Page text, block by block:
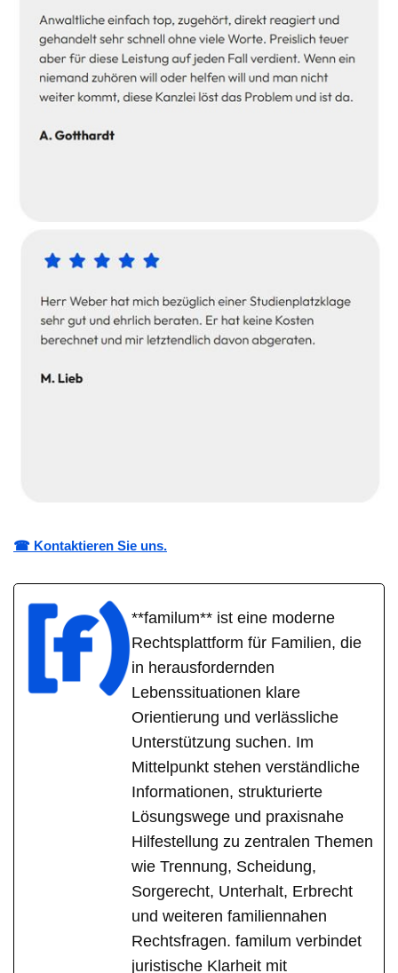
☎ Kontaktieren Sie uns.
**familum** ist eine moderne
Rechtsplattform für Familien, die
in herausfordernden
Lebenssituationen klare
Orientierung und verlässliche
Unterstützung suchen. Im
Mittelpunkt stehen verständliche
Informationen, strukturierte
Lösungswege und praxisnahe
Hilfestellung zu zentralen Themen
wie Trennung, Scheidung,
Sorgerecht, Unterhalt, Erbrecht
und weiteren familiennahen
Rechtsfragen. familum verbindet
juristische Klarheit mit